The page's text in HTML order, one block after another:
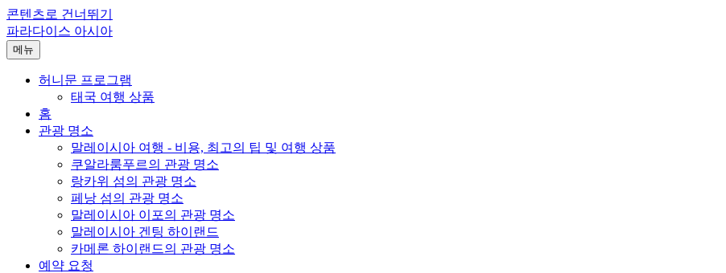
콘텐츠로 건너뛰기
파라다이스 아시아
메뉴
허니문 프로그램
태국 여행 상품
홈
관광 명소
말레이시아 여행 - 비용, 최고의 팁 및 여행 상품
쿠알라룸푸르의 관광 명소
랑카위 섬의 관광 명소
페낭 섬의 관광 명소
말레이시아 이포의 관광 명소
말레이시아 겐팅 하이랜드
카메론 하이랜드의 관광 명소
예약 요청